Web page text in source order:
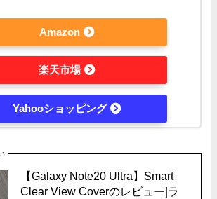
Amazon
楽天市場
Yahooショッピング
【Galaxy Note20 Ultra】Smart
Clear View Coverのレビュー|ラ